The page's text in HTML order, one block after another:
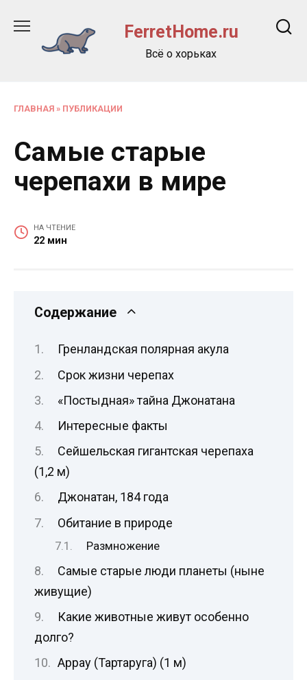
содержанию
FerretHome.ru
Всё о хорьках
ГЛАВНАЯ » ПУБЛИКАЦИИ
Самые старые
черепахи в мире
НА ЧТЕНИЕ
22 мин
Содержание
Гренландская полярная акула
Срок жизни черепах
«Постыдная» тайна Джонатана
Интересные факты
Сейшельская гигантская черепаха
(1,2 м)
Джонатан, 184 года
Обитание в природе
Размножение
Самые старые люди планеты (ныне
живущие)
Какие животные живут особенно
долго?
Аррау (Тартаруга) (1 м)